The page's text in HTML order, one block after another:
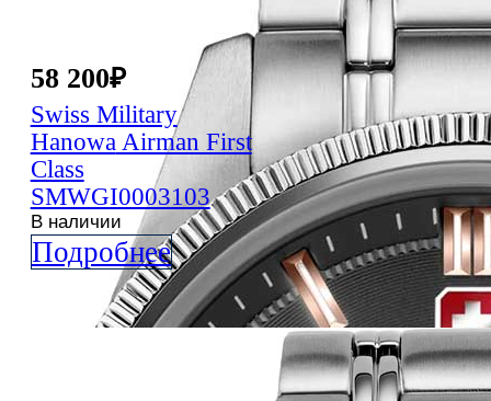
58 200₽
Swiss Military
HanowaAirman First
Class
SMWGI0003103
В наличии
Подробнее